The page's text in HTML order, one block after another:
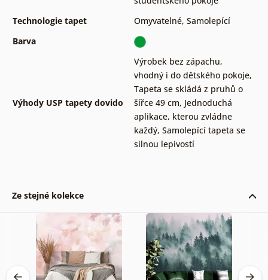
Technologie tapet
Omyvatelné, Samolepící
Barva
Výhody USP tapety dovido
Výrobek bez zápachu,
vhodný i do dětského pokoje,
Tapeta se skládá z pruhů o
šířce 49 cm, Jednoduchá
aplikace, kterou zvládne
každý, Samolepící tapeta se
silnou lepivostí
Ze stejné kolekce